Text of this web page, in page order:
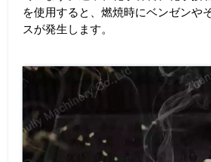
を使用すると、燃焼時にベンゼンや
スが発生します。